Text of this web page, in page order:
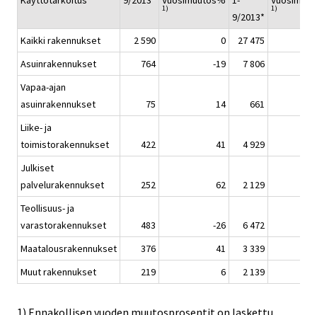
1)
9/2013*
1)
Kaikki rakennukset 2 590 0
27 475
Asuinrakennukset
764 -19
7 806
Vapaa-ajan
asuinrakennukset
75 14
661
Liike- ja
toimistorakennukset
422 41
4 929
Julkiset
palvelurakennukset
252 62
2 129
Teollisuus- ja
varastorakennukset
483 -26
6 472
Maatalousrakennukset
376 41
3 339
Muut rakennukset
219 6 2 139